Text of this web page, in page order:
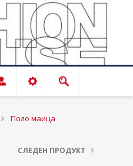
Поло маица
СЛЕДЕН ПРОДУКТ